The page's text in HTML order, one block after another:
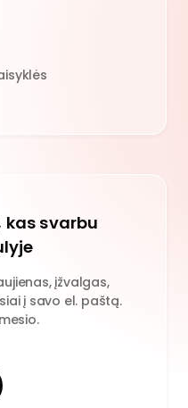
kas svarbu
įžvalgas,
į savo el. paštą.